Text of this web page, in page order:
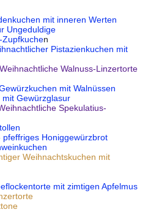
mit inneren Werten
Ungeduldige
Zupfkuchen
Pistazienkuchen mit
Weihnachtliche Walnuss-Linzertorte
mit Walnüssen
mit Gewürzglasur
Spekulatius-
pfeffriges Honiggewürzbrot
Weihnachtskuchen mit
mit zimtigen Apfelmus